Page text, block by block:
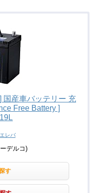
国産車バッテリー 充
Free Battery ]
レバ
デルコ)
す